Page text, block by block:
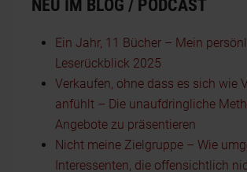
NEU IM BLOG / PODCAST
Ein Jahr, 11 Bücher – Mein
Leserückblick 2025
Verkaufen, ohne dass es sich wie
anfühlt – Die unaufdringliche
Angebote zu präsentieren
Nicht meine Zielgruppe – Wie
Interessenten, die offensichtlich